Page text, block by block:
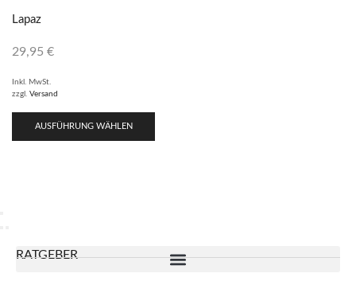
Lapaz
29,95 €
Inkl. MwSt.
zzgl. Versand
AUSFÜHRUNG WÄHLEN
RATGEBER